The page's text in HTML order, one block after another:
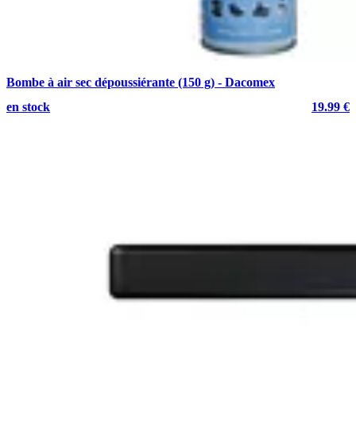
Bombe à air sec dépoussiérante (150 g) - Dacomex
en stock
19.99 €